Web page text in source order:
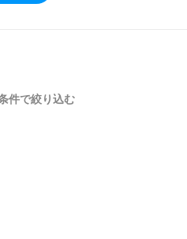
件で絞り込む